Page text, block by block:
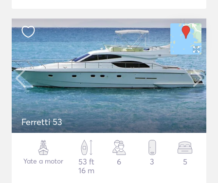
Ferretti 53
Yate a motor
53 ft
16 m
6 3 5